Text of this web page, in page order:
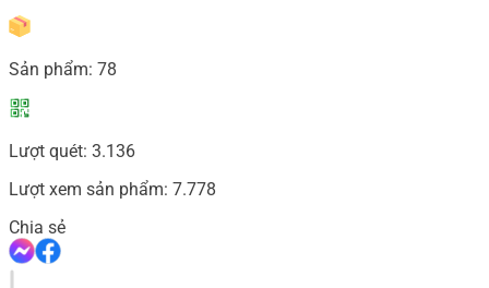
Sản phẩm: 78
Lượt quét: 3.136
Lượt xem sản phẩm: 7.778
Chia sẻ